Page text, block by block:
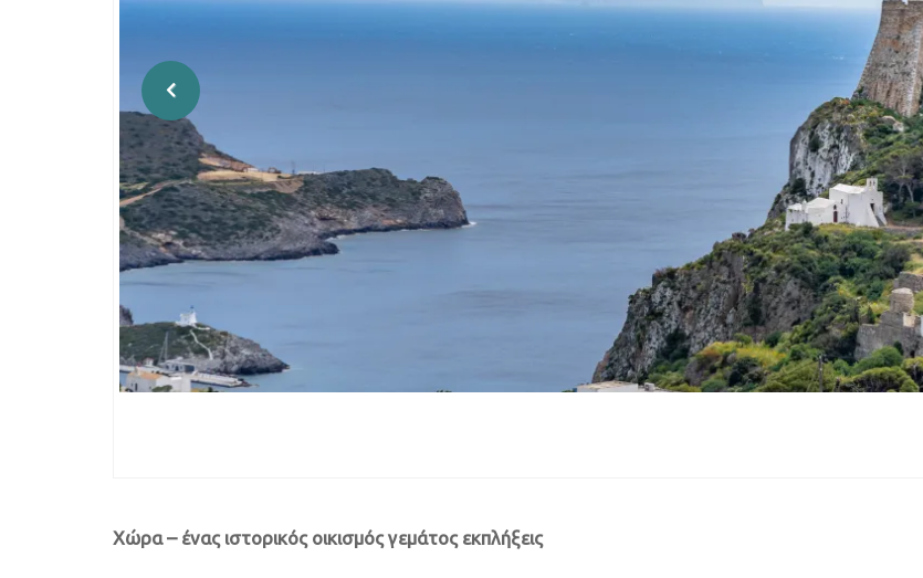
Χώρα – ένας ιστορικός οικισμός γεμάτος εκπλήξεις